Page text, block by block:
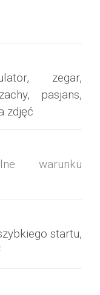
zegar,
pasjans,
zdjęć
warunku
startu,